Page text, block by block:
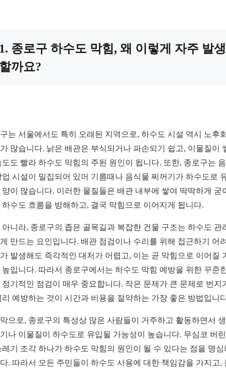
종로구 하수도 막힘, 왜 이렇게 자주 발생
까요?
는 서울에서도 특히 오래된 지역으로, 하수도 시설 역시 노후
많습니다. 낡은 배관은 부식되거나 파손되기 쉽고, 이물질이
도도 빨라 하수도 막힘의 주된 원인이 됩니다. 또한, 종로구는
업 시설이 밀집되어 있어 기름때나 음식물 찌꺼기가 하수도로
양이 많습니다. 이러한 물질들은 배관 내부에 쌓여 딱딱하게 굳
하수도 흐름을 방해하고, 결국 막힘으로 이어지게 됩니다.
아니라, 종로구의 좁은 골목길과 복잡한 건물 구조는 하수도 관
만드는 요인입니다. 배관 점검이나 수리를 위해 접근하기 어
발생해도 즉각적인 대처가 어렵고, 이는 곧 막힘으로 이어질
높입니다. 따라서 종로구에서는 하수도 막힘 예방을 위한 꾸준
정기적인 점검이 매우 중요합니다. 작은 문제가 큰 문제로 번지
리 예방하는 것이 시간과 비용을 절약하는 가장 좋은 방법입니
으로, 종로구의 특성상 많은 사람들이 거주하고 활동하면서
나 이물질이 하수도로 유입될 가능성이 높습니다. 무심코 버
레기 조각 하나가 하수도 막힘의 원인이 될 수 있다는 점을 명심
. 따라서 모든 주민들이 하수도 사용에 대한 책임감을 가지고,